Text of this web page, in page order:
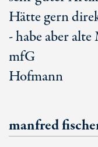
Hätte gern
- habe aber alte
mfG
Hofmann
manfred